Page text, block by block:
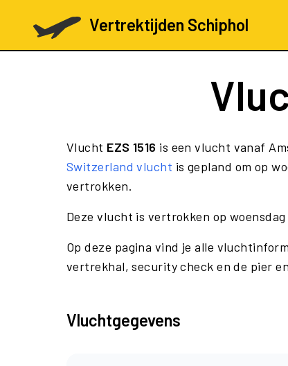
Vertrektijden Schiphol
Vlucht EZS 1516 is een vlucht vanaf
Switzerland vlucht is gepland om op
vertrokken.
Deze vlucht is vertrokken op
Op deze pagina vind je alle
vertrekhal, security check en de pier
Vluchtgegevens